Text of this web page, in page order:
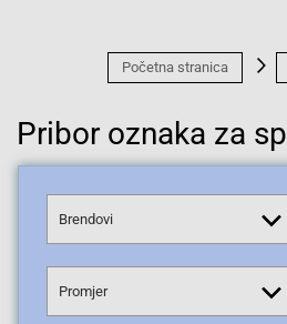
Početna stranica
Pribor oznaka za
Brendovi
Promjer